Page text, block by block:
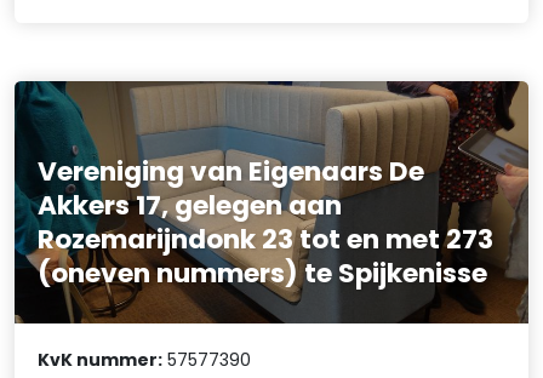
Vereniging van Eigenaars De
Akkers 17, gelegen aan
Rozemarijndonk 23 tot en met 273
(oneven nummers) te Spijkenisse
KvK nummer: 57577390